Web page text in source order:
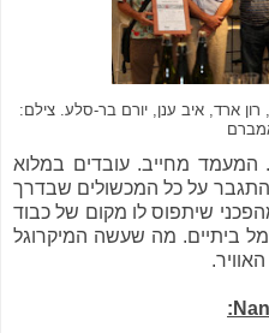
ארד, איב ענן, יורם בר-סלע. צילם:
המעמד מחייב. עובדים במלוא
על כל המכשולים שבדרך
שיתפוס לו מקום של כבוד
ביתיים. מה שעשה המיקרוגל